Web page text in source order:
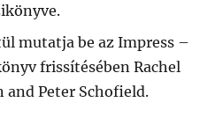
mutatja be az Impress –
frissítésében Rachel
and Peter Schofield.